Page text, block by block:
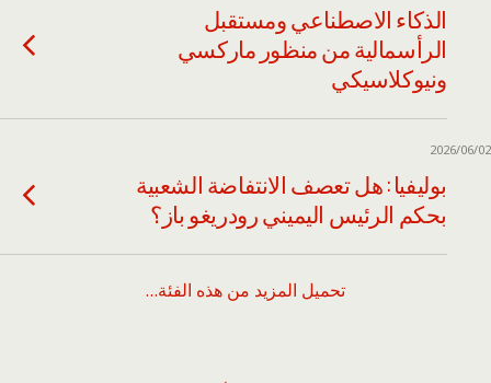
الذكاء الاصطناعي ومستقبل
الرأسمالية من منظور ماركسي
ونيوكلاسيكي
2026/06/02
بوليفيا : هل تعصف الانتفاضة الشعبية
بحكم الرئيس اليميني رودريغو باز؟
تحميل المزيد من هذه الفئة…